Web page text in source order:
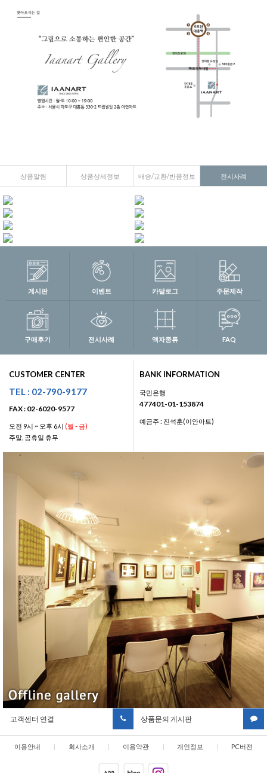
상품알림 상품상세정보 배송/교환/반품정보 전시사례
게시판 이벤트 카달로그 주문제작
구매후기 전시사례 액자종류 FAQ
CUSTOMER CENTER
TEL : 02-790-9177
FAX : 02-6020-9577
오전 9시 ~ 오후 6시 (월 - 금)
주말, 공휴일 휴무
BANK INFORMATION
국민은행
477401-01-153874
예금주 : 진석훈(이안아트)
고객센터 연결 상품문의 게시판
이용안내 | 회사소개 | 이용약관 | 개인정보 | PC버젼